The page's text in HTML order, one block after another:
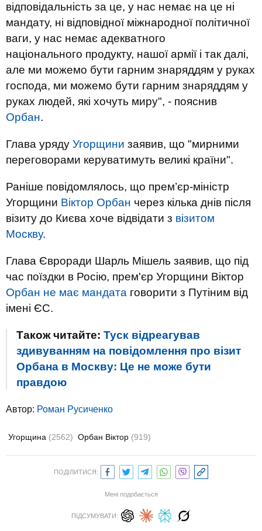
відповідальність за це, у нас немає на це ні
мандату, ні відповідної міжнародної політичної
ваги, у нас немає адекватного
національного продукту, нашої армії і так далі,
але ми можемо бути гарним знаряддям у руках
господа, ми можемо бути гарним знаряддям у
руках людей, які хочуть миру", - пояснив
Орбан.
Глава уряду Угорщини заявив, що "мирними
переговорами керуватимуть великі країни".
Раніше повідомлялось, що прем’єр-міністр
Угорщини Віктор Орбан через кілька днів після
візиту до Києва хоче відвідати з візитом
Москву.
Глава Євроради Шарль Мішель заявив, що під
час поїздки в Росію, прем'єр Угорщини Віктор
Орбан не має мандата говорити з Путіним від
імені ЄС.
Також читайте: Туск відреагував
здивуванням на повідомлення про візит
Орбана в Москву: Це не може бути
правдою
Автор: Роман Русиченко
Угорщина (2562) Орбан Віктор (919)
ПОДІЛИТИСЯ:
Мені подобається
ПІДСУМУВАТИ: